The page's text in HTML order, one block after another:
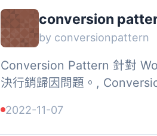
conversion
by conversionpattern
Conversion Pattern 針對
決行銷歸因問題。,
Pinterest、Twitter 等) 以及您
2022-11-07